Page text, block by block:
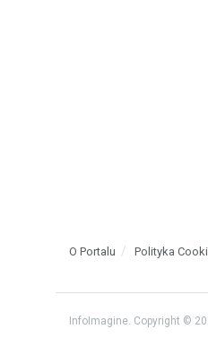
O Portalu Polityka
InfoImagine. Copyright ©